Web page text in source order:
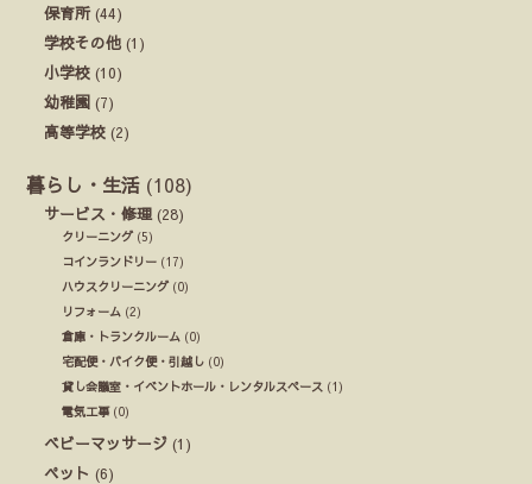
保育所(44)
学校その他 (1)
小学校 (10)
幼稚園 (7)
高等学校 (2)
暮らし・生活 (108)
サービス・修理 (28)
クリーニング(5)
コインランドリー (17)
ハウスクリーニング(0)
リフォーム (2)
倉庫・トランクルーム (0)
宅配便・バイク便・引越し (0)
貸し会議室・イベントホール・レンタルスペース (1)
電気工事(0)
ベビーマッサージ (1)
ペット (6)